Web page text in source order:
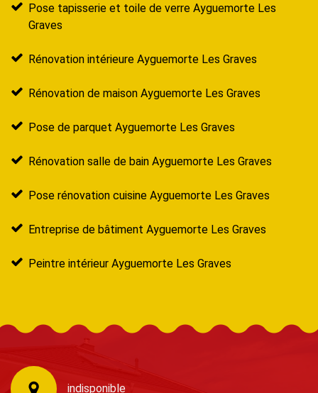
Pose tapisserie et toile de verre Ayguemorte Les
Graves
Rénovation intérieure Ayguemorte Les Graves
Rénovation de maison Ayguemorte Les Graves
Pose de parquet Ayguemorte Les Graves
Rénovation salle de bain Ayguemorte Les Graves
Pose rénovation cuisine Ayguemorte Les Graves
Entreprise de bâtiment Ayguemorte Les Graves
Peintre intérieur Ayguemorte Les Graves
indisponible